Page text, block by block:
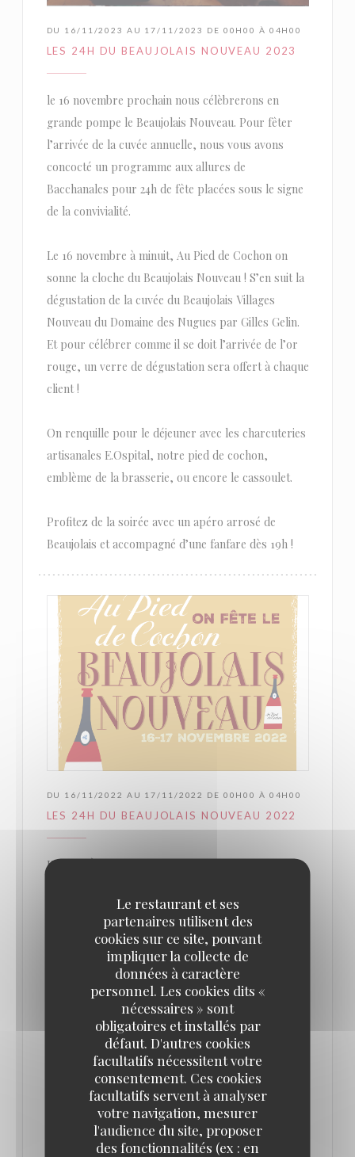
Le restaurant et ses
partenaires utilisent des
cookies sur ce site, pouvant
impliquer la collecte de
données à caractère
personnel. Les cookies dits «
nécessaires » sont
obligatoires et installés par
défaut. D'autres cookies
facultatifs nécessitent votre
consentement. Ces cookies
facultatifs servent à analyser
votre navigation, mesurer
l'audience du site, proposer
des fonctionnalités (ex : en
DU 16/11/2023 AU 17/11/2023 DE 00H00 À 04H00
LES 24H DU BEAUJOLAIS NOUVEAU 2023
le 16 novembre prochain nous célèbrerons en
grande pompe le Beaujolais Nouveau. Pour fêter
l’arrivée de la cuvée annuelle, nous vous avons
concocté un programme aux allures de
Bacchanales pour 24h de fête placées sous le signe
de la convivialité.
Le 16 novembre à minuit, Au Pied de Cochon on
sonne la cloche du Beaujolais Nouveau ! S’en suit la
dégustation de la cuvée du Beaujolais Villages
Nouveau du Domaine des Nugues par Gilles Gelin.
Et pour célébrer comme il se doit l’arrivée de l’or
rouge, un verre de dégustation sera offert à chaque
client !
On renquille pour le déjeuner avec les charcuteries
artisanales E.Ospital, notre pied de cochon,
emblème de la brasserie, ou encore le cassoulet.
Profitez de la soirée avec un apéro arrosé de
Beaujolais et accompagné d’une fanfare dès 19h !
DU 16/11/2022 AU 17/11/2022 DE 00H00 À 04H00
LES 24H DU BEAUJOLAIS NOUVEAU 2022
IL EST LÀ ! IL ARRIVE !
Le 17 novembre prochain, nous accueillerons en
grande pompe l’arrivée du Beaujolais Nouveau.
Pour accompagner la bouteille tant attendue, nous
vous avons concocté un programme aux petits
oignons (et aux lardons) pour les 24 heures les plus
festives de l’année !
- AU PROGAMME -
MINUIT - SONNER LA CLOCHE
Le 16 novembre à minuit, sonne la cloche du
Beaujolais nouveau !